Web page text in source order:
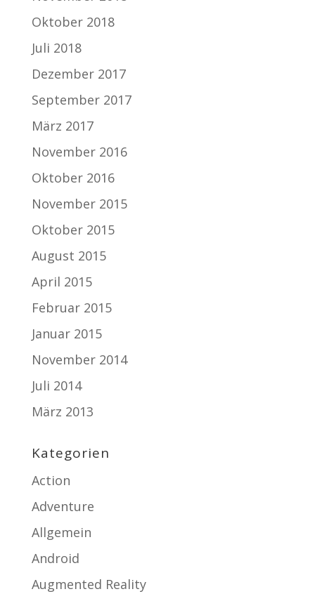
Oktober 2018
Juli 2018
Dezember 2017
September 2017
März 2017
November 2016
Oktober 2016
November 2015
Oktober 2015
August 2015
April 2015
Februar 2015
Januar 2015
November 2014
Juli 2014
März 2013
Kategorien
Action
Adventure
Allgemein
Android
Augmented Reality